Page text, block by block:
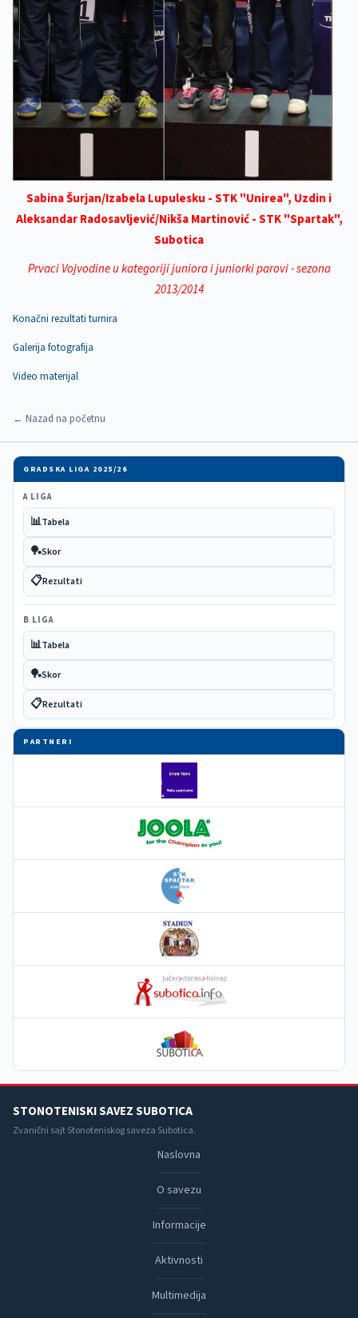
Sabina Šurjan/Izabela Lupulesku - STK "Unirea", Uzdin i
Aleksandar Radosavljević/Nikša Martinović - STK "Spartak",
Subotica
Prvaci Vojvodine u kategoriji juniora i juniorki parovi - sezona
2013/2014
Konačni rezultati turnira
Galerija fotografija
Video materijal
← Nazad na početnu
GRADSKA LIGA 2025/26
A LIGA
📊Tabela
🏓Skor
📋Rezultati
B LIGA
📊Tabela
🏓Skor
📋Rezultati
PARTNERI
STONOTENISKI SAVEZ SUBOTICA
Zvanični sajt Stonoteniskog saveza Subotica.
Naslovna
O savezu
Informacije
Aktivnosti
Multimedija